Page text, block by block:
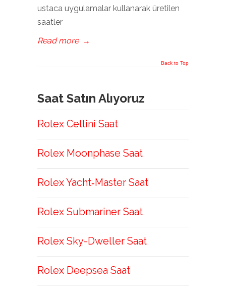
ustaca uygulamalar kullanarak üretilen
saatler
Read more →
Back to Top
Saat Satın Alıyoruz
Rolex Cellini Saat
Rolex Moonphase Saat
Rolex Yacht‑Master Saat
Rolex Submariner Saat
Rolex Sky-Dweller Saat
Rolex Deepsea Saat